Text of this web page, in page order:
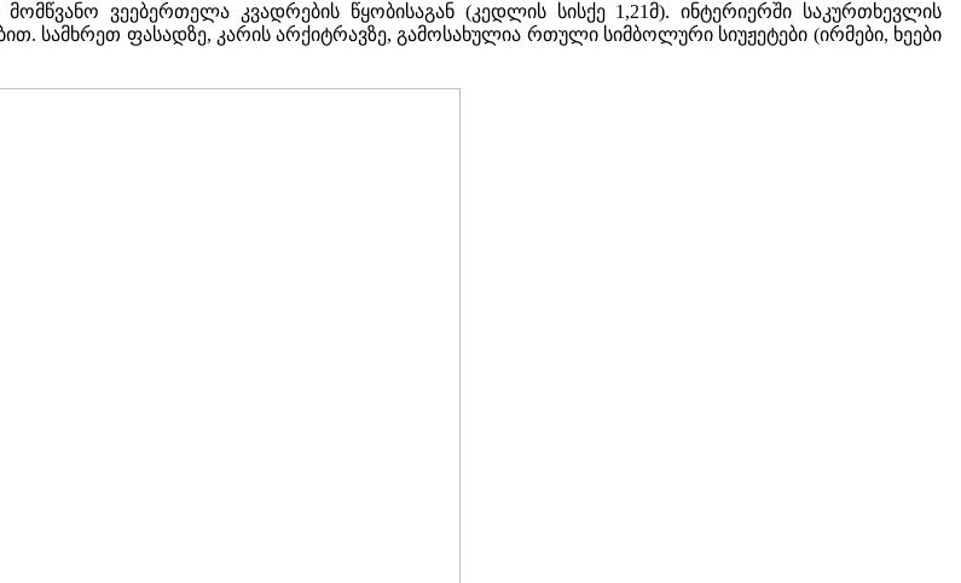
ვეებერთელა კვადრების წყობისაგან (კედლის სისქე 1,21მ). ინტერიერში საკურთხევლის
სამხრეთ ფასადზე, კარის არქიტრავზე, გამოსახულია რთული სიმბოლური სიუჟეტები (ირმები, ხეები